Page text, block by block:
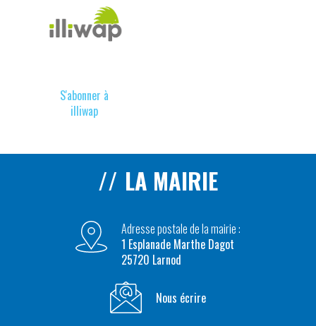
S'abonner à
illiwap
LA MAIRIE
Adresse postale de la mairie :
1 Esplanade Marthe Dagot
25720 Larnod
Nous écrire